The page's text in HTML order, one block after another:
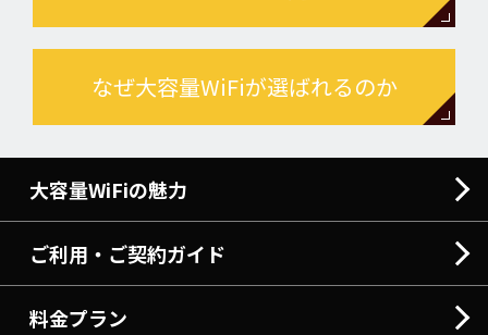
なぜ大容量WiFiが選ばれるのか
大容量WiFiの魅力
ご利用・ご契約ガイド
料金プラン